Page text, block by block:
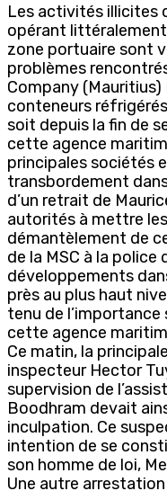
Les activités illicites
opérant
zone portuaire sont
problèmes
Company
conteneurs
soit depuis la fin de
cette agence
principales sociétés
transbordement
d’un retrait de
autorités à mettre
démantèlement de
de la MSC à la police
développements
près au plus haut
tenu de
cette agence
Ce matin, la
inspecteur Hector
supervision de
Boodhram devait
inculpation. Ce
intention de se
son homme de loi,
Une autre